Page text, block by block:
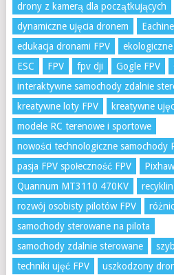
drony z kamerą dla początkujących
dynamiczne ujęcia dronem
edukacja dronami FPV
ESC
FPV fpv dji Gogle FPV
interaktywne samochody zdalnie
kreatywne loty FPV
kreatywne
modele RC terenowe i sportowe
nowości technologiczne samochody
pasja FPV społeczność FPV
Quannum MT3110 470KV
rozwój osobisty pilotów FPV
samochody sterowane na pilota
samochody zdalnie sterowane
techniki ujęć FPV
uszkodzony